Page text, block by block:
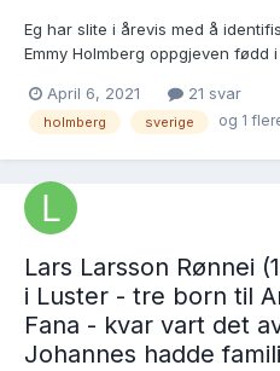
Eg har slite i årevis med å
Emmy Holmberg oppgjeven fødd i
Luster, alias Louis Johnson (fødd
mogeleg ut ifrå desse op...
April 6, 2021 21 svar
holmberg sverige og 1
Lars Larsson Rønnei
i Luster - tre born til
Fana - kvar vart det
Johannes hadde